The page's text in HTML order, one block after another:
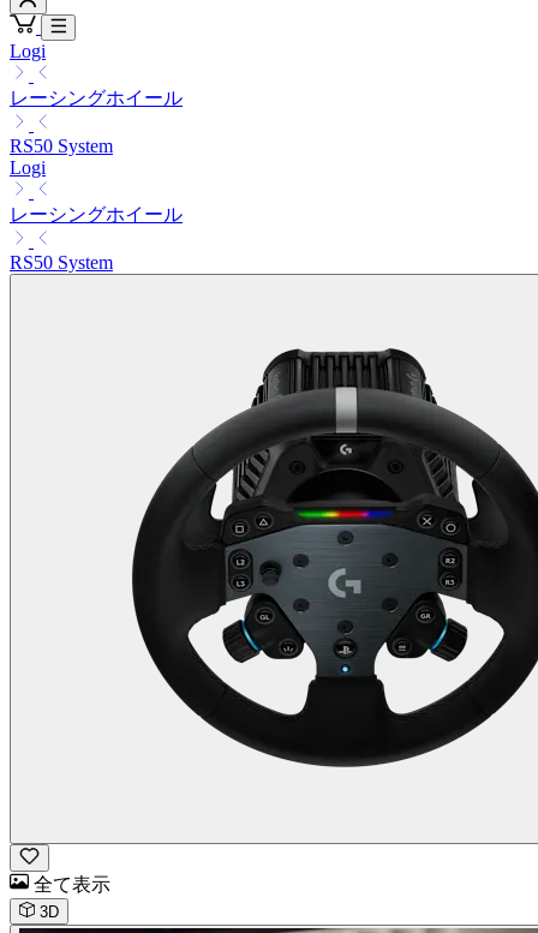
Logi
レーシングホイール
RS50 System
Logi
レーシングホイール
RS50 System
全て表示
3D